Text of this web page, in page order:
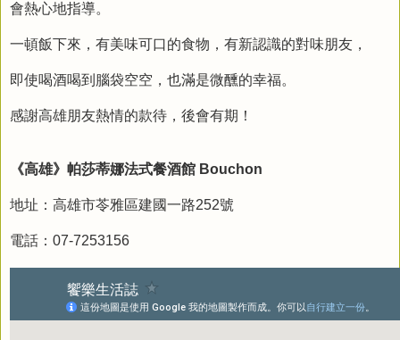
會熱心地指導。
一頓飯下來，有美味可口的食物，有新認識的對味朋友，
即使喝酒喝到腦袋空空，也滿是微醺的幸福。
感謝高雄朋友熱情的款待，後會有期！
《高雄》帕莎蒂娜法式餐酒館 Bouchon
地址：高雄市苓雅區建國一路252號
電話：07-7253156